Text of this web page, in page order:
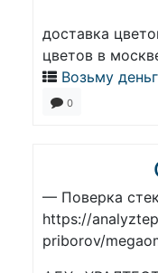
доставка
цветов в
Возьму
0
— Поверка
https://
priborov/